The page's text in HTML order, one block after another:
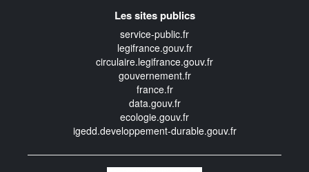
Les sites publics
service-public.fr
legifrance.gouv.fr
circulaire.legifrance.gouv.fr
gouvernement.fr
france.fr
data.gouv.fr
ecologie.gouv.fr
igedd.developpement-durable.gouv.fr